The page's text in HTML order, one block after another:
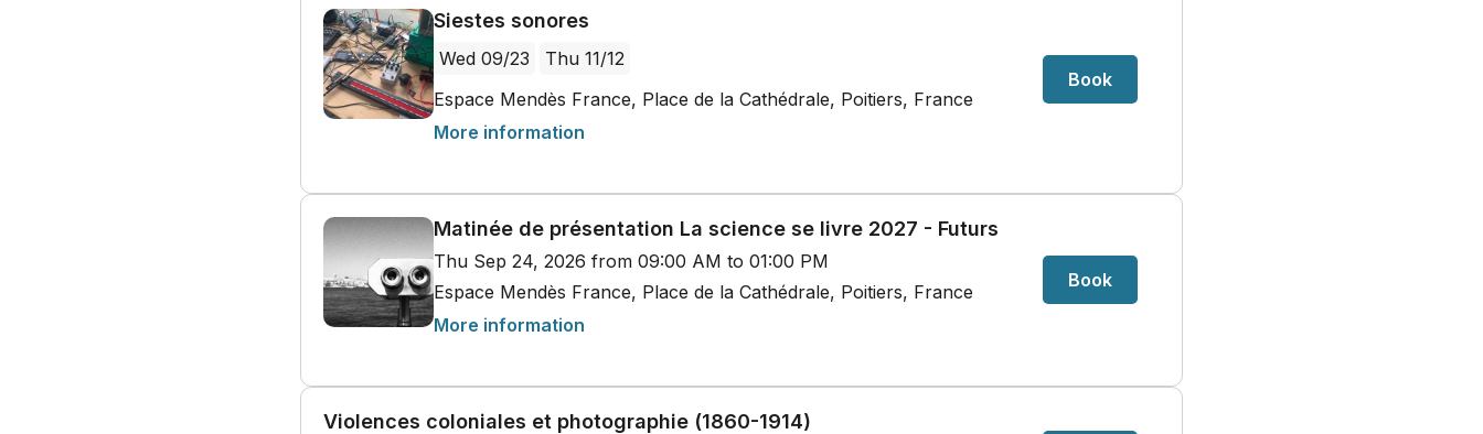
Siestes sonores
Wed 09/23
Thu 11/12
Espace Mendès France, Place de la Cathédrale, Poitiers, France
More information
Book
Matinée de présentation La science se livre 2027 - Futurs
Thu Sep 24, 2026 from 09:00 AM to 01:00 PM
Espace Mendès France, Place de la Cathédrale, Poitiers, France
More information
Book
Violences coloniales et photographie (1860-1914)